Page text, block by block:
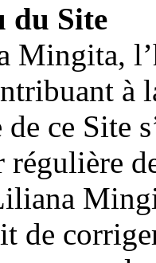
du Site
Mingita,
à
ce Site
régulière
de